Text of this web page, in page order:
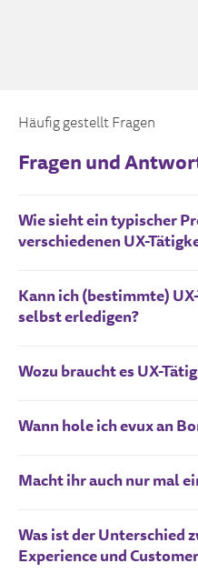
Häufig gestellt Fragen
Fragen und
Wie sieht ein typischer
verschiedenen UX-
Kann ich (bestimmte)
selbst erledigen?
Wozu braucht es UX-
Wann hole ich evux an
Macht ihr auch nur mal
Was ist der Unterschied
Experience und